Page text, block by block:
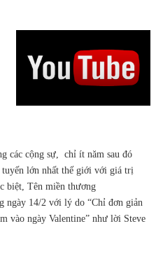
các cộng sự, chỉ ít năm sau đó
lớn nhất thế giới với giá trị
biệt, Tên miền thương
ngày 14/2 với lý do “Chỉ đơn giản
vào ngày Valentine” như lời Steve